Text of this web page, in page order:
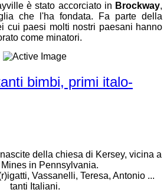
è stato accorciato in Brockway,
che l'ha fondata. Fa parte della
cui paesi molti nostri paesani hanno
come minatori.
bimbi, primi italo-
della chiesa di Kersey, vicina a
in Pennsylvania.
Vassanelli, Teresa, Antonio ...
tanti Italiani.